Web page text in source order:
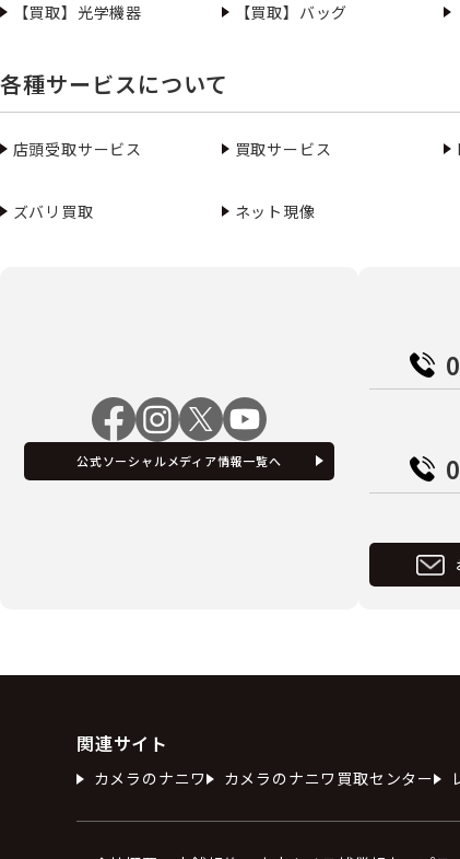
【買取】光学機器
【買取】バッグ
各種サービスについて
店頭受取サービス 買取サービス
ズバリ買取 ネット現像
公式ソーシャルメディア情報一覧へ
関連サイト
カメラのナニワ カメラのナニワ買取センター